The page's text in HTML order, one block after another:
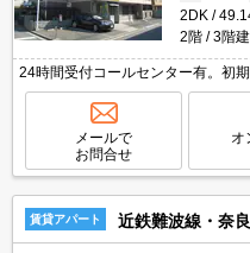
2DK
2階
3階
24時間受付コールセンター有。初
者あり。洗面化粧台付き。クロー
家電はCGであり付いていません。
メールで
お問合せ
オ
賃貸アパート 近鉄難波線・奈